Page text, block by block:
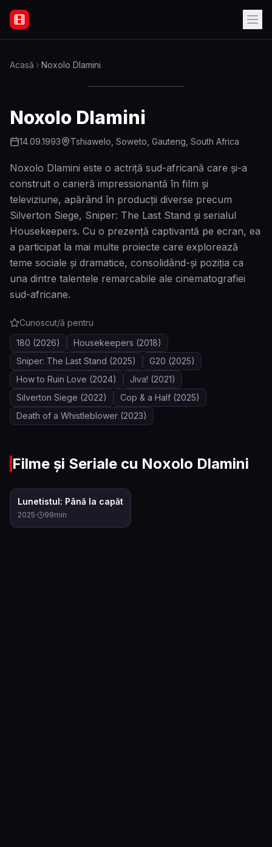
Filme Online Subtitrate - Acasă
Acasă Noxolo Dlamini
Noxolo Dlamini
14.09.1993 Tshiawelo, Soweto, Gauteng, South Africa
Noxolo Dlamini este o actriță sud-africană care și-a
construit o carieră impressionantă în film și
televiziune, apărând în producții diverse precum
Silverton Siege, Sniper: The Last Stand și serialul
Housekeepers. Cu o prezență captivantă pe ecran, ea
a participat la mai multe proiecte care explorează
teme sociale și dramatice, consolidând-și poziția ca
una dintre talentele remarcabile ale cinematografiei
sud-africane.
Cunoscut/ă pentru
180 (2026) Housekeepers (2018)
Sniper: The Last Stand (2025) G20 (2025)
How to Ruin Love (2024) Jiva! (2021)
Silverton Siege (2022) Cop & a Half (2025)
Death of a Whistleblower (2023)
Filme și Seriale cu Noxolo Dlamini
6.8
Lunetistul: Până la capăt
2025· 99min